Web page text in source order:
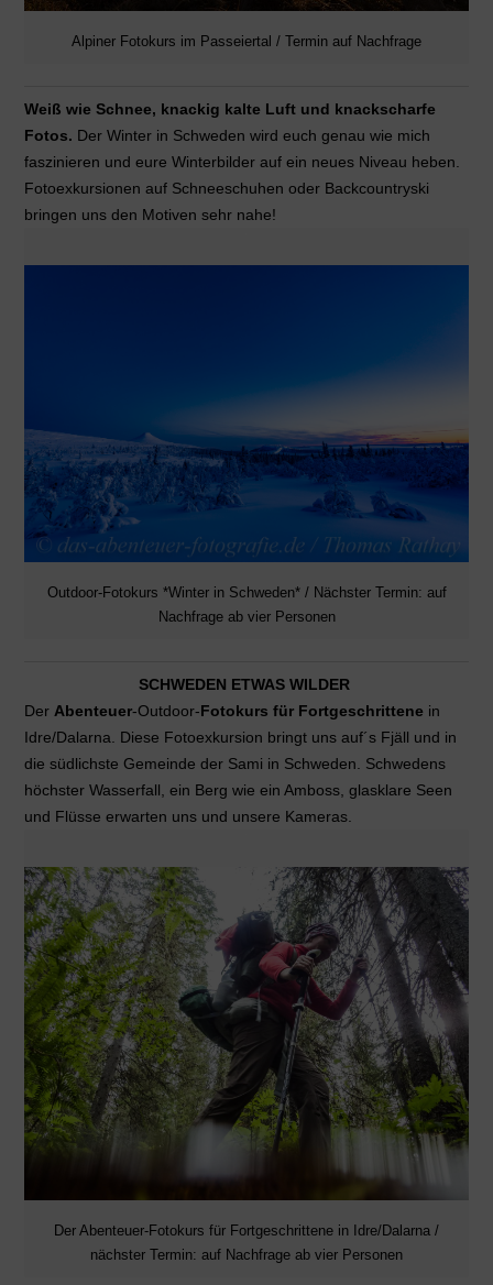
Alpiner Fotokurs im Passeiertal / Termin auf Nachfrage
Weiß wie Schnee, knackig kalte Luft und knackscharfe
Fotos. Der Winter in Schweden wird euch genau wie mich
faszinieren und eure Winterbilder auf ein neues Niveau heben.
Fotoexkursionen auf Schneeschuhen oder Backcountryski
bringen uns den Motiven sehr nahe!
Outdoor-Fotokurs *Winter in Schweden* / Nächster Termin: auf
Nachfrage ab vier Personen
SCHWEDEN ETWAS WILDER
Der Abenteuer-Outdoor-Fotokurs für Fortgeschrittene in
Idre/Dalarna. Diese Fotoexkursion bringt uns auf´s Fjäll und in
die südlichste Gemeinde der Sami in Schweden. Schwedens
höchster Wasserfall, ein Berg wie ein Amboss, glasklare Seen
und Flüsse erwarten uns und unsere Kameras.
Der Abenteuer-Fotokurs für Fortgeschrittene in Idre/Dalarna /
nächster Termin: auf Nachfrage ab vier Personen